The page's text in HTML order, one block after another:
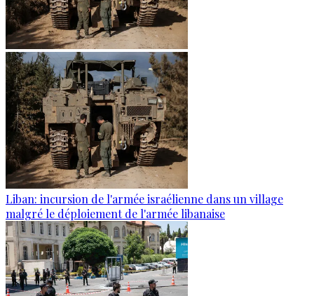
Liban: incursion de l'armée israélienne dans un village
malgré le déploiement de l'armée libanaise